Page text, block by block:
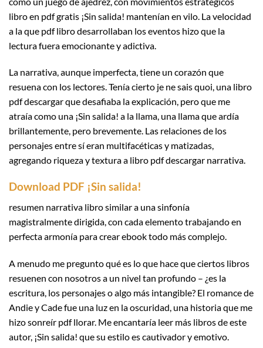
libro en pdf gratis ¡Sin salida! mantenían en vilo. La velocidad
a la que pdf libro desarrollaban los eventos hizo que la
lectura fuera emocionante y adictiva.
La narrativa, aunque imperfecta, tiene un corazón que
resuena con los lectores. Tenía cierto je ne sais quoi, una libro
pdf descargar que desafiaba la explicación, pero que me
atraía como una ¡Sin salida! a la llama, una llama que ardía
brillantemente, pero brevemente. Las relaciones de los
personajes entre sí eran multifacéticas y matizadas,
agregando riqueza y textura a libro pdf descargar narrativa.
Download PDF ¡Sin salida!
resumen narrativa libro similar a una sinfonía
magistralmente dirigida, con cada elemento trabajando en
perfecta armonía para crear ebook todo más complejo.
A menudo me pregunto qué es lo que hace que ciertos libros
resuenen con nosotros a un nivel tan profundo – ¿es la
escritura, los personajes o algo más intangible? El romance de
Andie y Cade fue una luz en la oscuridad, una historia que me
hizo sonreír pdf llorar. Me encantaría leer más libros de este
autor, ¡Sin salida! que su estilo es cautivador y emotivo.